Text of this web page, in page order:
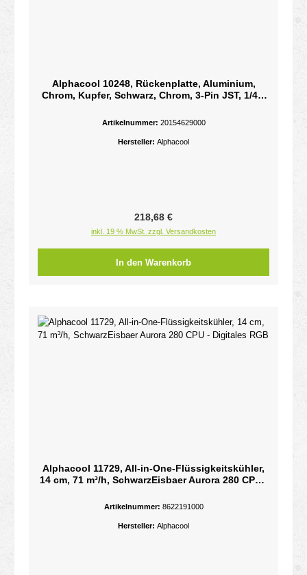
Alphacool 10248, Rückenplatte, Aluminium,
Chrom, Kupfer, Schwarz, Chrom, 3-Pin JST, 1/4",
Artikelnummer: 20154629000
Hersteller: Alphacool
Regulärer Preis:
218,68 €
inkl. 19 % MwSt. zzgl. Versandkosten
In den Warenkorb
Alphacool 11729, All-in-One-Flüssigkeitskühler,
14 cm, 71 m³/h, SchwarzEisbaer Aurora 280 CPU -
Artikelnummer: 8622191000
Hersteller: Alphacool